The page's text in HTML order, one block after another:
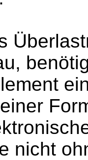
nicht